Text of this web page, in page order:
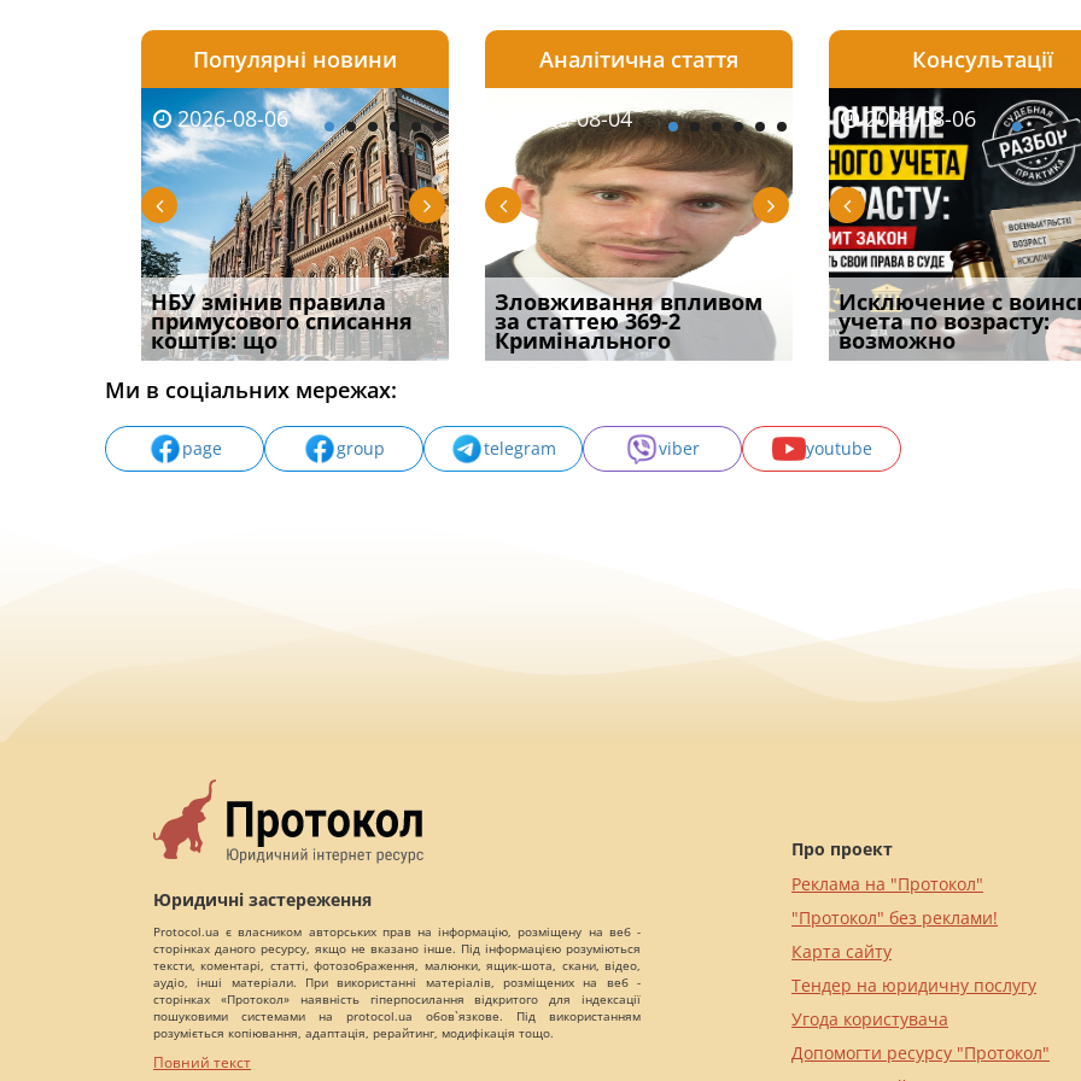
Популярні новини
2026-08-06
НБУ змінив правила
примусового списання
коштів: що
2026-08-06
Якщо суд встановив для
відшкодування шкоди
наявніс
2026-08-06
Документи, на яких не
проставляється
апостиль: пер
Аналітична стаття
2026-08-03
Водії можуть отримати
компенсацію за
незаконні дії
2026-08-04
Зловживання впливом
за статтею 369-2
Кримінального
2026-08-04
Переоформлення
відстрочки за іншою
підставою: нов
Консультації
2026-08-05
Особливості захисту у
кримінальному
провадженні: я
2026-08-06
Исключение с
учета по возрасту:
возможно
2026-07-30
Восьмий ААС
підтвердив, що
може скас
Ми в соціальних мережах:
page group telegram viber youtube
Юридичні застереження
Protocol.ua є власником авторських прав на інформацію, розміщену на веб -
сторінках даного ресурсу, якщо не вказано інше. Під інформацією розуміються
тексти, коментарі, статті, фотозображення, малюнки, ящик-шота, скани, відео,
аудіо, інші матеріали. При використанні матеріалів, розміщених на веб -
сторінках «Протокол» наявність гіперпосилання відкритого для індексації
пошуковими системами на protocol.ua обов`язкове. Під використанням
розуміється копіювання, адаптація, рерайтинг, модифікація тощо.
Повний текст
Про проект
Реклама на "Протокол"
"Протокол" без реклами!
Карта сайту
Тендер на юридичну послугу
Угода користувача
Допомогти ресурсу "Протокол"